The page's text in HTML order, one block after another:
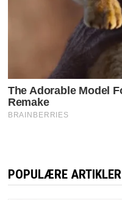
POPULÆRE ARTIKLER